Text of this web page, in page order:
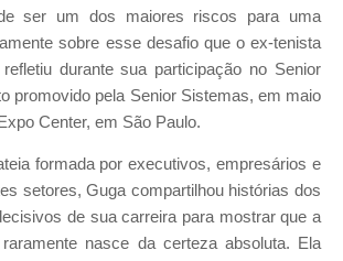
ser um dos maiores riscos para uma
sobre esse desafio que o ex-tenista
durante sua participação no Senior
promovido pela Senior Sistemas, em maio
Center, em São Paulo.
formada por executivos, empresários e
setores, Guga compartilhou histórias dos
de sua carreira para mostrar que a
nasce da certeza absoluta. Ela